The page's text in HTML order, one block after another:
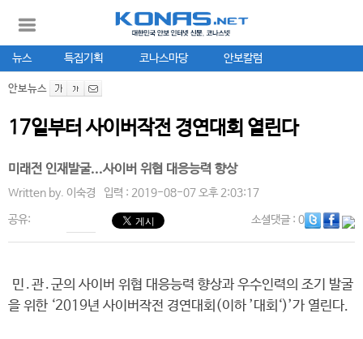
뉴스 특집기획 코나스마당 안보칼럼
안보뉴스
17일부터 사이버작전 경연대회 열린다
미래전 인재발굴...사이버 위협 대응능력 향상
Written by. 이숙경 입력 : 2019-08-07 오후 2:03:17
공유: 소셜댓글: 0
민․관․군의 사이버 위협 대응능력 향상과 우수인력의 조기 발굴
을 위한 ‘2019년 사이버작전 경연대회(이하 ’대회‘)’가 열린다.